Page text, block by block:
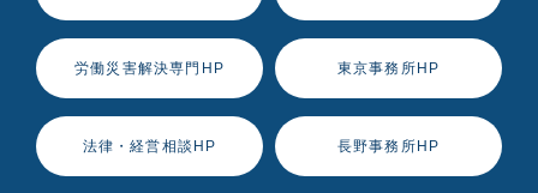
労働災害解決専門HP 東京事務所HP
法律・経営相談HP 長野事務所HP